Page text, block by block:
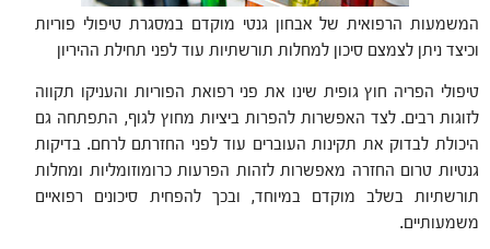
המשמעות הרפואית של אבחון גנטי מוקדם במסגרת טיפולי פוריות
וכיצד ניתן לצמצם סיכון למחלות תורשתיות עוד לפני תחילת ההיריון
טיפולי הפריה חוץ גופית שינו את פני רפואת הפוריות והעניקו תקווה
לזוגות רבים. לצד האפשרות להפרות ביציות מחוץ לגוף, התפתחה גם
היכולת לבדוק את תקינות העוברים עוד לפני החזרתם לרחם. בדיקות
גנטיות טרום החזרה מאפשרות לזהות הפרעות כרומוזומליות ומחלות
תורשתיות בשלב מוקדם במיוחד, ובכך להפחית סיכונים רפואיים
משמעותיים.